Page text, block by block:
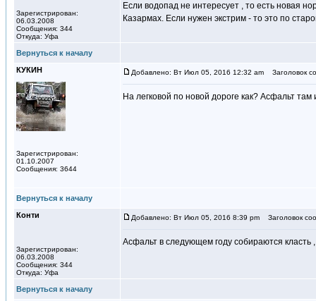
Зарегистрирован:
06.03.2008
Сообщения: 344
Откуда: Уфа
Если водопад не интересует , то есть новая
Казармах. Если нужен экстрим - то это по
Вернуться к началу
КУКИН
Зарегистрирован:
01.10.2007
Сообщения: 3644
Добавлено: Вт Июл 05, 2016 12:32 am Заголовок
На легковой по новой дороге как? Асфальт там
Вернуться к началу
Конти
Зарегистрирован:
06.03.2008
Сообщения: 344
Откуда: Уфа
Добавлено: Вт Июл 05, 2016 8:39 pm Заголовок
Асфальт в следующем году собираются класть
Вернуться к началу